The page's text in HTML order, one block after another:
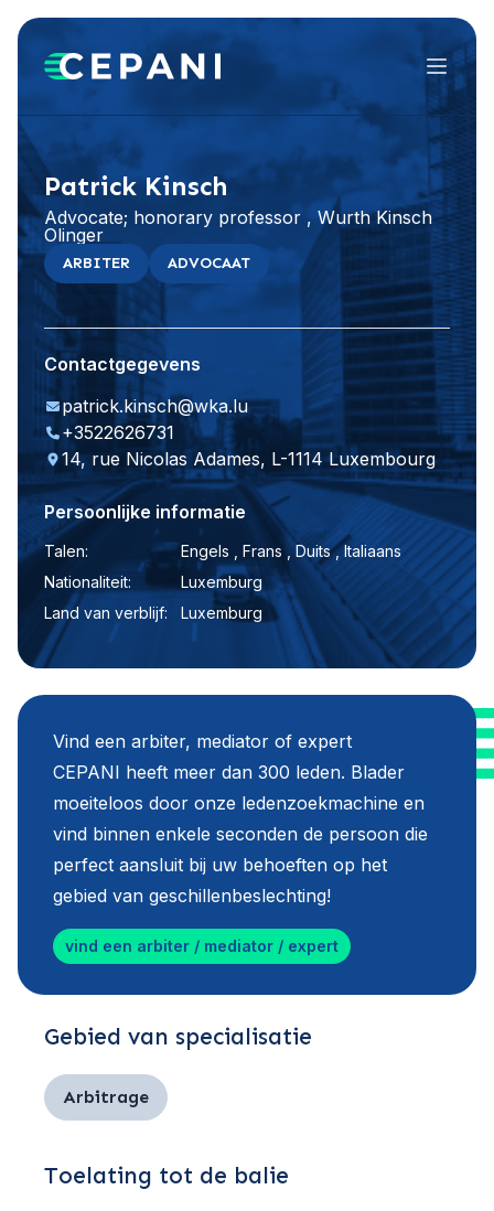
Menu
Website bezoeken
Patrick Kinsch
Advocate; honorary professor , Wurth Kinsch
Olinger
ARBITER ADVOCAAT
Contactgegevens
patrick.kinsch@wka.lu
+3522626731
14, rue Nicolas Adames, L-1114 Luxembourg
Persoonlijke informatie
Talen:
Engels , Frans , Duits , Italiaans
Nationaliteit:
Luxemburg
Land van verblijf:
Luxemburg
Vind een arbiter, mediator of expert
CEPANI heeft meer dan 300 leden. Blader
moeiteloos door onze ledenzoekmachine en
vind binnen enkele seconden de persoon die
perfect aansluit bij uw behoeften op het
gebied van geschillenbeslechting!
vind een arbiter / mediator / expert
Gebied van specialisatie
Arbitrage
Toelating tot de balie